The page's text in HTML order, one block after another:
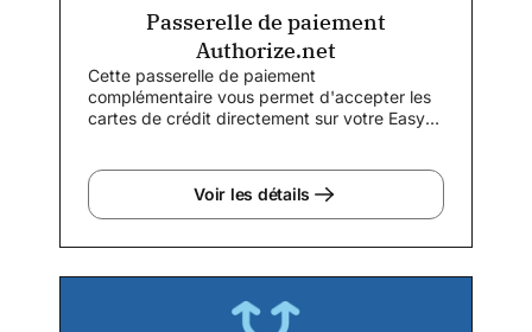
Passerelle de paiement
Authorize.net
Cette passerelle de paiement
complémentaire vous permet d'accepter les
cartes de crédit directement sur votre Easy
Voir les détails